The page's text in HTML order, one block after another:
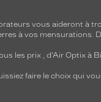
vous aideront à
à vos mensurations.
les prix , d’Air Optix
faire le choix qui